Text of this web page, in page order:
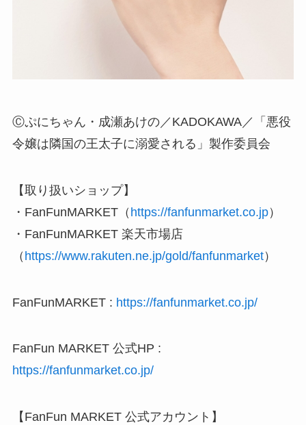
Ⓒぷにちゃん・成瀬あけの／KADOKAWA／「悪役
令嬢は隣国の王太子に溺愛される」製作委員会
【取り扱いショップ】
・FanFunMARKET（ https://fanfunmarket.co.jp）
・FanFunMARKET 楽天市場店
（ https://www.rakuten.ne.jp/gold/fanfunmarket）
FanFunMARKET : https://fanfunmarket.co.jp/
FanFun MARKET 公式HP :
https://fanfunmarket.co.jp/
【FanFun MARKET 公式アカウント】